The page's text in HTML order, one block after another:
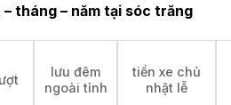
tháng – năm tại sóc trăng
lưu đêm
ngoài tỉnh
tiền xe chủ
nhật lễ